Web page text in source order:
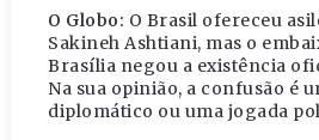
O Globo: O Brasil ofereceu
Sakineh Ashtiani, mas o
Brasília negou a existência
Na sua opinião, a confusão é
diplomático ou uma jogada